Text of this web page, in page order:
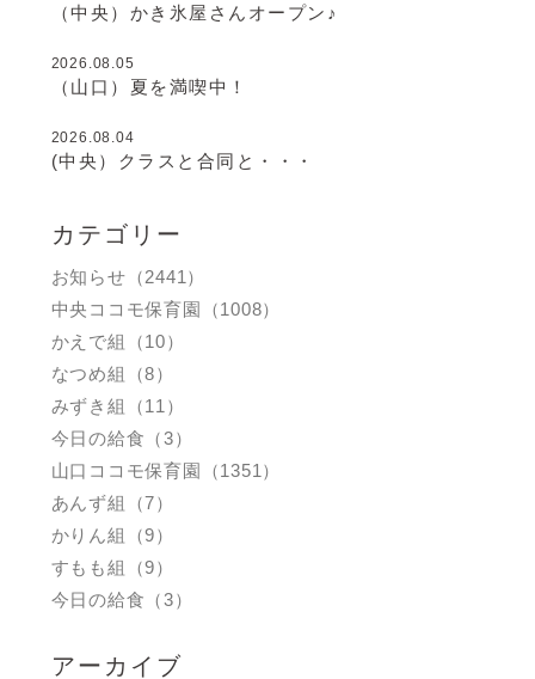
（中央）かき氷屋さんオープン♪
2026.08.05
（山口）夏を満喫中！
2026.08.04
(中央）クラスと合同と・・・
カテゴリー
お知らせ（2441）
中央ココモ保育園（1008）
かえで組（10）
なつめ組（8）
みずき組（11）
今日の給食（3）
山口ココモ保育園（1351）
あんず組（7）
かりん組（9）
すもも組（9）
今日の給食（3）
アーカイブ